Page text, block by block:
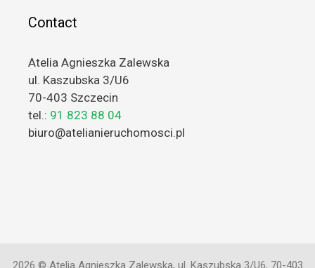
Contact
Atelia Agnieszka Zalewska
ul. Kaszubska 3/U6
70-403 Szczecin
tel.: 91 823 88 04
biuro@atelianieruchomosci.pl
2026 © Atelia Agnieszka Zalewska, ul. Kaszubska 3/U6, 70-403